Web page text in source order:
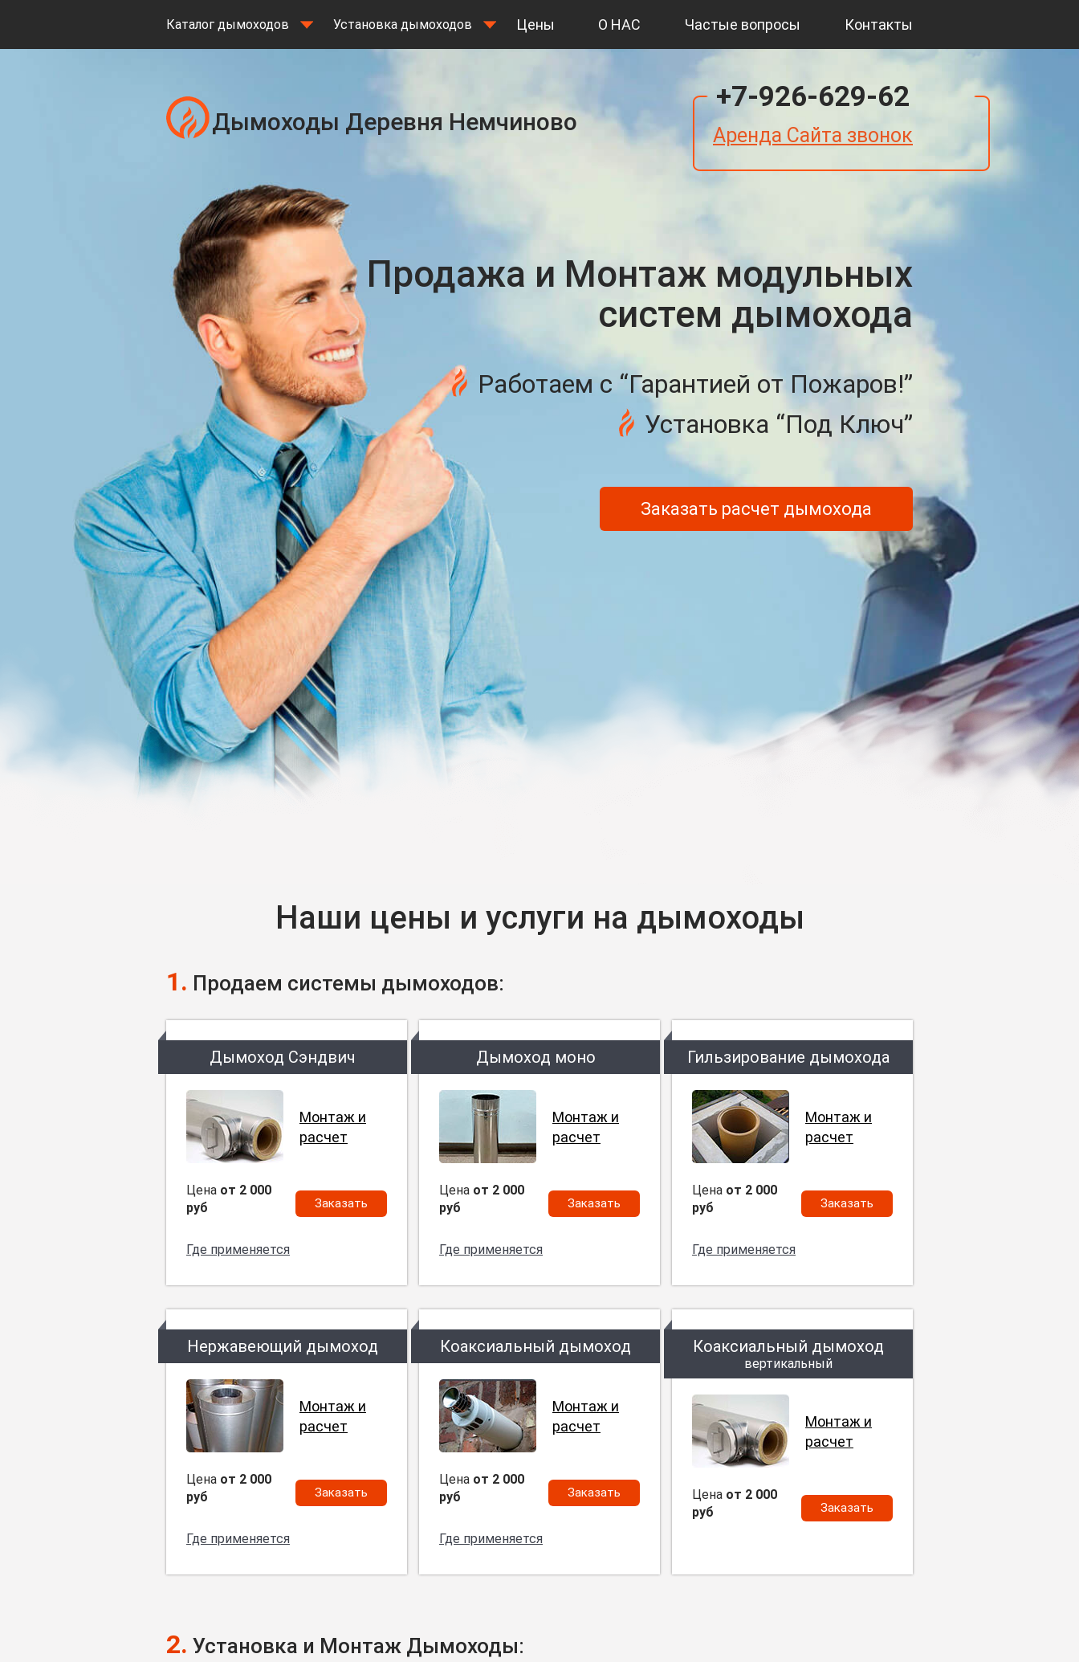
Каталог дымоходов Установка дымоходов Цены О НАС Частые вопросы Контакты
Дымоходы Деревня Немчиново
+7-926-629-62
Аренда Сайта звонок
Продажа и Монтаж модульных
систем дымохода
Работаем с “Гарантией от Пожаров!”
Установка “Под Ключ”
Заказать расчет дымохода
Наши цены и услуги на дымоходы
1. Продаем системы дымоходов:
Дымоход Сэндвич
Монтаж и
расчет
Цена от 2 000
руб
Заказать
Где применяется
Дымоход моно
Монтаж и
расчет
Цена от 2 000
руб
Заказать
Где применяется
Гильзирование дымохода
Монтаж и
расчет
Цена от 2 000
руб
Заказать
Где применяется
Нержавеющий дымоход
Монтаж и
расчет
Цена от 2 000
руб
Заказать
Где применяется
Коаксиальный дымоход
Монтаж и
расчет
Цена от 2 000
руб
Заказать
Где применяется
Коаксиальный дымоход
вертикальный
Монтаж и
расчет
Цена от 2 000
руб
Заказать
2. Установка и Монтаж Дымоходы: